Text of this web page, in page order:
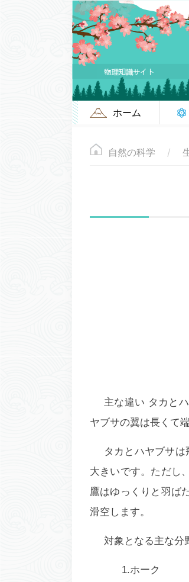
ホーム
自然の科学
主な違い タカと
ヤブサの翼は長くて
タカとハヤブサは
大きいです。ただし
鷹はゆっくりと羽ば
滑空します。
対象となる主な分
1.ホーク